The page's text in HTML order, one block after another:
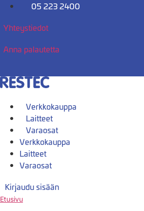
Mene
05 223 2400
Yhteystiedot
Anna palautetta
Verkkokauppa
Laitteet
Varaosat
Verkkokauppa
Laitteet
Varaosat
Kirjaudu sisään
Etusivu